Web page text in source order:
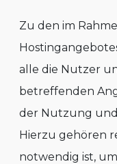
Zu den im
alle die Nutzer
betreffenden
der Nutzung
Hierzu gehören
notwendig ist,